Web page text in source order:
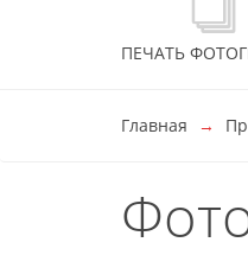
ПЕЧАТЬ
Главная